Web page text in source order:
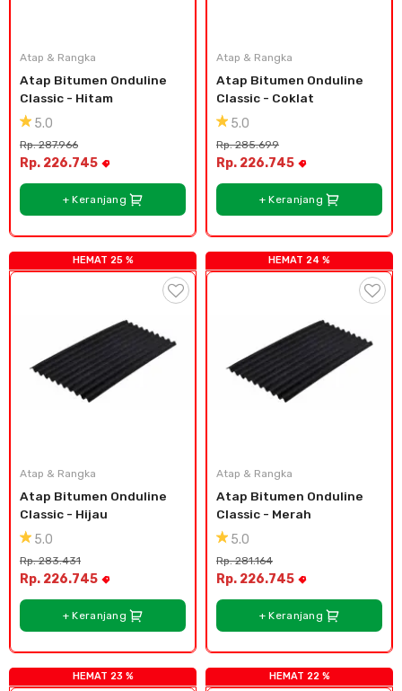
Atap & Rangka
Atap Bitumen Onduline
Classic - Hitam
5.0
Rp. 287.966
Rp. 226.745
+ Keranjang
Atap & Rangka
Atap Bitumen Onduline
Classic - Coklat
5.0
Rp. 285.699
Rp. 226.745
+ Keranjang
HEMAT 25 %
Atap & Rangka
Atap Bitumen Onduline
Classic - Hijau
5.0
Rp. 283.431
Rp. 226.745
+ Keranjang
HEMAT 24 %
Atap & Rangka
Atap Bitumen Onduline
Classic - Merah
5.0
Rp. 281.164
Rp. 226.745
+ Keranjang
HEMAT 23 % HEMAT 22 %